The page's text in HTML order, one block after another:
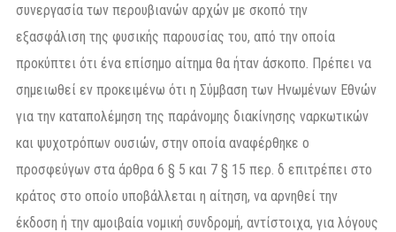
συνεργασία των περουβιανών αρχών με σκοπό την
εξασφάλιση της φυσικής παρουσίας του, από την οποία
προκύπτει ότι ένα επίσημο αίτημα θα ήταν άσκοπο. Πρέπει να
σημειωθεί εν προκειμένω ότι η Σύμβαση των Ηνωμένων Εθνών
για την καταπολέμηση της παράνομης διακίνησης ναρκωτικών
και ψυχοτρόπων ουσιών, στην οποία αναφέρθηκε ο
προσφεύγων στα άρθρα 6 § 5 και 7 § 15 περ. δ επιτρέπει στο
κράτος στο οποίο υποβάλλεται η αίτηση, να αρνηθεί την
έκδοση ή την αμοιβαία νομική συνδρομή, αντίστοιχα, για λόγους